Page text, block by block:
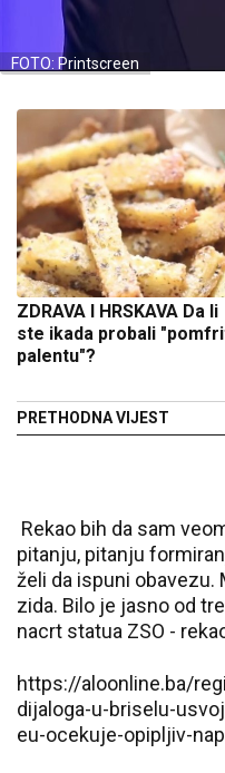
FOTO: Printscreen
ZDRAVA I HRSKAVA Da li
ste ikada probali
palentu"?
PRETHODNA VIJEST
Rekao bih da sam
pitanju, pitanju
želi da ispuni obavezu.
zida. Bilo je jasno od
nacrt statua ZSO -
https://aloonline.ba/
dijaloga-u-briselu-
eu-ocekuje-opipljiv-